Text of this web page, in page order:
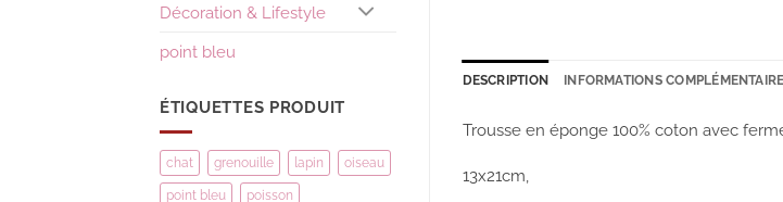
Décoration & Lifestyle
point bleu
ÉTIQUETTES PRODUIT
chat grenouille lapin oiseau
point bleu poisson
DESCRIPTION INFORMATIONS
Trousse en éponge 100% coton avec
13x21cm,